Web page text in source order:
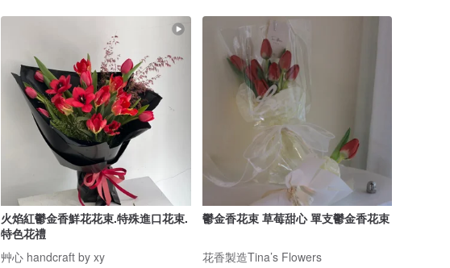
火焰紅鬱金香鮮花花束.特殊進口花束.
特色花禮
艸心 handcraft by xy
鬱金香花束 草莓甜心 單支鬱金香花束
花香製造Tina’s Flowers